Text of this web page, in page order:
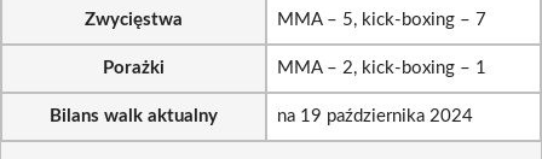
Zwycięstwa MMA – 5, kick-boxing – 7
Porażki MMA – 2, kick-boxing – 1
Bilans walk aktualny na 19 października 2024